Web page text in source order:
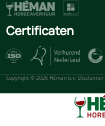
Certificaten
Copyright © 2026 Héman b.v. Disclaimer